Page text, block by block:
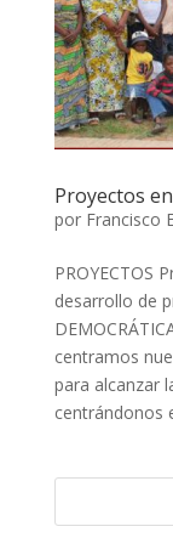
Proyectos
por Francisco
PROYECTOS
desarrollo de
centramos
para alcanzar
centrándonos